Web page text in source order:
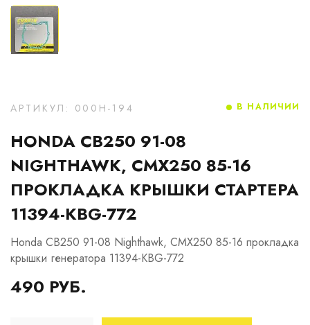
АРТИКУЛ: 000H-194
HONDA CB250 91-08
NIGHTHAWK, CMX250 85-16
ПРОКЛАДКА КРЫШКИ СТАРТЕРА
11394-KBG-772
Honda CB250 91-08 Nighthawk, CMX250 85-16 прокладка
крышки генератора 11394-KBG-772
490 РУБ.
В НАЛИЧИИ